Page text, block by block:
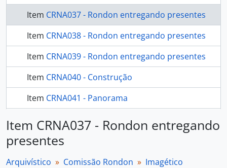
Item CRNA037 - Rondon entregando presentes
Item CRNA038 - Rondon entregando presentes
Item CRNA039 - Rondon entregando presentes
Item CRNA040 - Construção
Item CRNA041 - Panorama
mais 282...
Item CRNA037 - Rondon entregando
presentes
Arquivístico Comissão Rondon
Imagético